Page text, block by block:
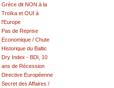
Grèce dit NON à la
Troïka et OUI à
l'Europe
Pas de Reprise
Economique / Chute
Historique du Baltic
Dry Index - BDI, 10
ans de Récession
Directive Européenne
Secret des Affaires /